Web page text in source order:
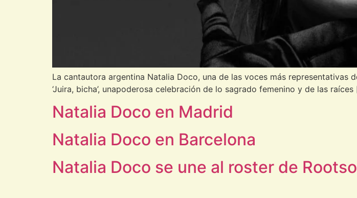
La cantautora argentina Natalia Doco, una de las voces más representativas
‘Juira, bicha’, unapoderosa celebración de lo sagrado femenino y de las
Natalia Doco en Madrid
Natalia Doco en Barcelona
Natalia Doco se une al roster de